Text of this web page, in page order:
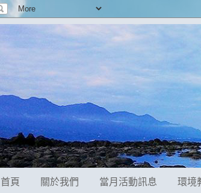
首頁 關於我們 當月活動訊息 環境